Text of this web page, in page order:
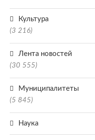
Культура
(3 216)
Лента новостей
(30 555)
Муниципалитеты
(5 845)
Наука